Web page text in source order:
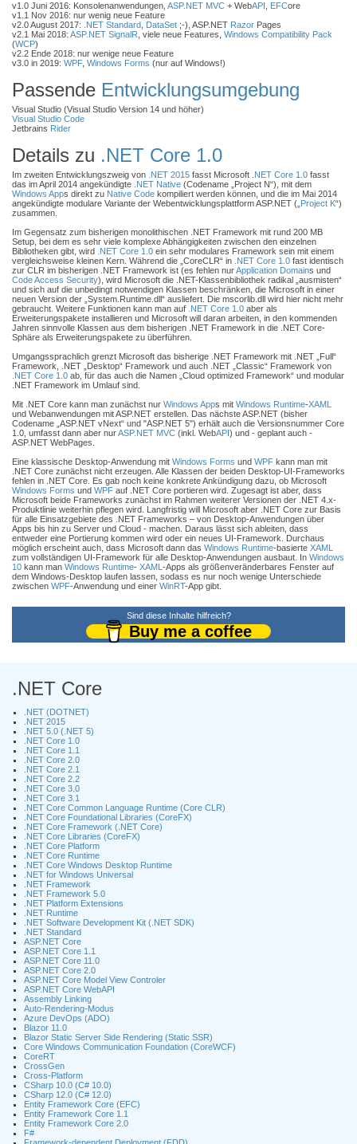
v1.0 Juni 2016: Konsolenanwendungen, ASP.NET MVC + WebAPI EFCore
v1.1 Nov 2016: nur wenig neue Feature
v2.0 August 2017:
.NET Standard DataSet ;-), ASP.NET Razor Pages
v2.1 Mai 2018: ASP.NET SignalR , viele neue Features, Windows Compatibility Pack
(WCP)
v2.2 Ende 2018: nur wenige neue Feature
v3.0 in 2019: WPF, Windows Forms (nur auf Windows!)
Passende Entwicklungsumgebung
Visual Studio (Visual Studio Version 14 und höher)
Visual Studio Code
Jetbrains Rider
Details zu .NET Core 1.0
Im zweiten Entwicklungszweig von .NET 2015 fasst Microsoft .NET Core 1.0 fasst
das im April 2014 angekündigte .NET Native (Codename „Project N“), mit dem
Windows Apps direkt zu Native Code kompiliert werden können, und die im Mai 2014
angekündigte modulare Variante der Webentwicklungsplattform ASP.NET („ Project K“)
zusammen.
Im Gegensatz zum bisherigen monolithischen .NET Framework mit rund 200 MB
Setup, bei dem es sehr viele komplexe Abhängigkeiten zwischen den einzelnen
Bibliotheken gibt, wird .NET Core 1.0 ein sehr modulares Framework sein mit einem
vergleichsweise kleinen Kern. Während die „CoreCLR“ in .NET Core 1.0 fast identisch
zur CLR im bisherigen .NET Framework ist (es fehlen nurApplication Domains und
Code Access Security), wird Microsoft die .NET-Klassenbibliothek radikal „ausmisten“
und sich auf die unbedingt notwendigen Klassen beschränken, die Microsoft in einer
neuen Version der „System.Runtime.dll“ ausliefert. Die mscorlib.dll wird hier nicht mehr
gebraucht. Weitere Funktionen kann man auf .NET Core 1.0 aber als
Erweiterungspakete installieren und Microsoft will daran arbeiten, in den kommenden
Jahren sinnvolle Klassen aus dem bisherigen .NET Framework in die .NET Core-
Sphäre als Erweiterungspakete zu überführen.
Umgangssprachlich grenzt Microsoft das bisherige .NET Framework mit .NET „Full“
Framework, .NET „Desktop“ Framework und auch .NET „Classic“ Framework von
.NET Core 1.0 ab, für das auch die Namen „Cloud optimized Framework“ und modular
.NET Framework im Umlauf sind.
Mit .NET Core kann man zunächst nur Windows Apps mit Windows Runtime-XAML
und Webanwendungen mit ASP.NET erstellen. Das nächste ASP.NET (bisher
Codename „ASP.NET vNext“ und "ASP.NET 5") erhält auch die Versionsnummer Core
1.0, umfasst dann aber nurASP.NET MVC (inkl. WebAPI) und - geplant auch -
ASP.NET WebPages.
Eine klassische Desktop-Anwendung mit Windows Forms und WPF kann man mit
.NET Core zunächst nicht erzeugen. Alle Klassen der beiden Desktop-UI-Frameworks
fehlen in .NET Core. Es gab noch keine konkrete Ankündigung dazu, ob Microsoft
Windows Forms und WPF auf .NET Core portieren wird. Zugesagt ist aber, dass
Microsoft beide Frameworks zunächst im Rahmen weiterer Versionen der .NET 4.x-
Produktlinie weiterhin pflegen wird. Langfristig will Microsoft aber .NET Core zur Basis
für alle Einsatzgebiete des .NET Frameworks – von Desktop-Anwendungen über
Apps bis hin zu Server und Cloud - machen. Daraus lässt sich ableiten, dass
entweder eine Portierung kommen wird oder ein neues UI-Framework. Durchaus
möglich erscheint auch, dass Microsoft dann das Windows Runtime-basierte XAML
zum vollständigen UI-Framework für alle Desktop-Anwendungen ausbaut. In Windows
10 kann man Windows Runtime- XAML -Apps als größenveränderbares Fenster auf
dem Windows-Desktop laufen lassen, sodass es nur noch wenige Unterschiede
zwischen WPF-Anwendung und einer WinRT-App gibt.
Sind diese Inhalte hilfreich?
Buy me a coffee
.NET Core
.NET (DOTNET)
.NET 2015
.NET 5.0 (.NET 5)
.NET Core 1.0
.NET Core 1.1
.NET Core 2.0
.NET Core 2.1
.NET Core 2.2
.NET Core 3.0
.NET Core 3.1
.NET Core Common Language Runtime (Core CLR)
.NET Core Foundational Libraries (CoreFX)
.NET Core Framework (.NET Core)
.NET Core Libraries (CoreFX)
.NET Core Platform
.NET Core Runtime
.NET Core Windows Desktop Runtime
.NET for Windows Universal
.NET Framework
.NET Framework 5.0
.NET Platform Extensions
.NET Runtime
.NET Software Development Kit (.NET SDK)
.NET Standard
ASP.NET Core
ASP.NET Core 1.1
ASP.NET Core 11.0
ASP.NET Core 2.0
ASP.NET Core Model View Controler
ASP.NET Core WebAPI
Assembly Linking
Auto-Rendering-Modus
Azure DevOps (ADO)
Blazor 11.0
Blazor Static Server Side Rendering (Static SSR)
Core Windows Communication Foundation (CoreWCF)
CoreRT
CrossGen
Cross-Platform
CSharp 10.0 (C# 10.0)
CSharp 12.0 (C# 12.0)
Entity Framework Core (EFC)
Entity Framework Core 1.1
Entity Framework Core 2.0
F#